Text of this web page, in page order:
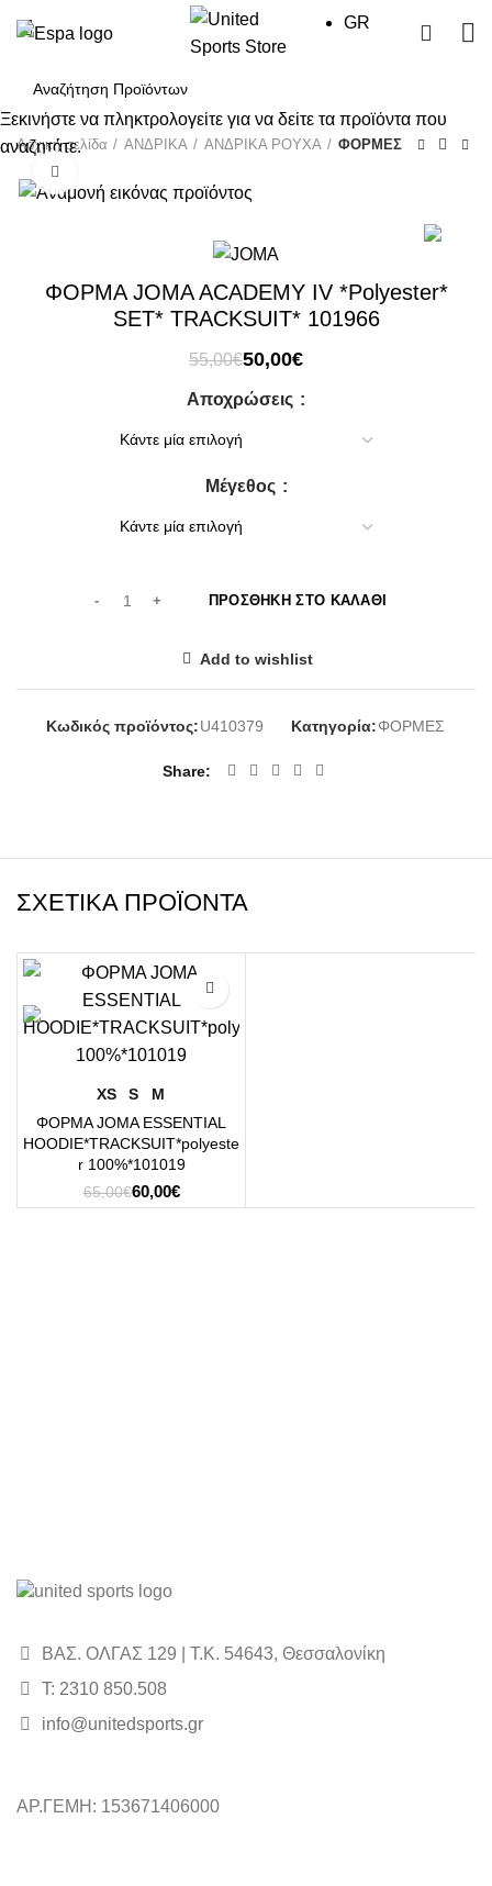
GR
Αρχική σελίδα ΑΝΔΡΙΚΑ ΑΝΔΡΙΚΑ ΡΟΥΧΑ ΦΟΡΜΕΣ
ΦΟΡΜΑ JOMA ACADEMY IV *Polyester*
SET* TRACKSUIT* 101966
55,00€Original
was:
50,00€Η
τιμή
50,00€.
Αποχρώσεις
Μέγεθος
ΠΡΟΣΘΉΚΗ ΣΤΟ ΚΑΛΆΘΙ
Add to wishlist
Κωδικός προϊόντος:U410379 Κατηγορία:ΦΟΡΜΕΣ
Share
ΣΧΕΤΙΚΆ ΠΡΟΪΌΝΤΑ
XS S
M
ΦΟΡΜΑ JOMA ESSENTIAL
HOODIE*TRACKSUIT*polyeste
r 100%*101019
65,00€Original
price
60,00€Η
τρέχουσα
ΒΑΣ. ΟΛΓΑΣ 129 | Τ.Κ. 54643, Θεσσαλονίκη
Τ: 2310 850.508
info@unitedsports.gr
ΑΡ.ΓΕΜΗ: 153671406000
Ξεκινήστε να πληκτρολογείτε για να δείτε τα προϊόντα που
αναζητάτε.